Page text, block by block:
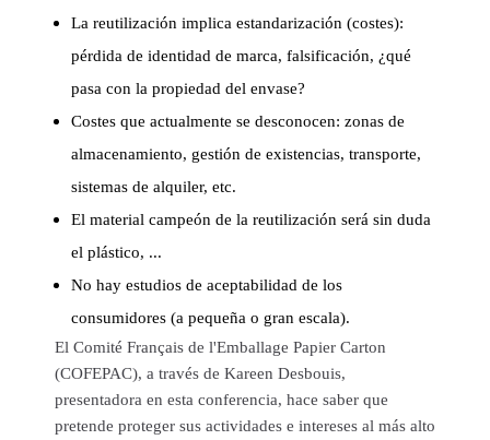
La reutilización implica estandarización (costes):
pérdida de identidad de marca, falsificación, ¿qué
pasa con la propiedad del envase?
Costes que actualmente se desconocen: zonas de
almacenamiento, gestión de existencias, transporte,
sistemas de alquiler, etc.
El material campeón de la reutilización será sin duda
el plástico, ...
No hay estudios de aceptabilidad de los
consumidores (a pequeña o gran escala).
El Comité Français de l'Emballage Papier Carton
(COFEPAC), a través de Kareen Desbouis,
presentadora en esta conferencia, hace saber que
pretende proteger sus actividades e intereses al más alto